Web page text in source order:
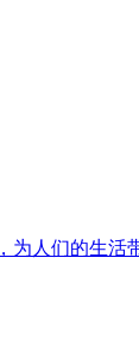
为人们的生活